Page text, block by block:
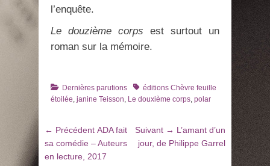
l’enquête.
Le douzième corps est surtout un
roman sur la mémoire.
Catégories
Dernières parutions Tagséditions Chèvre feuille
étoilée janine Teisson Le douxième corps polar
Navigation
de
l’article
← Précédent Article
précédent
:
ADA fait
sa comédie – Auteurs
en lecture, 2017
Suivant → Article
suivant
L’amant d’un
jour, de Philippe Garrel